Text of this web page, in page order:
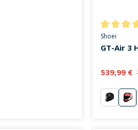
von 0 von 5 Sternen Shoei
GT-Air 3
539,99 €